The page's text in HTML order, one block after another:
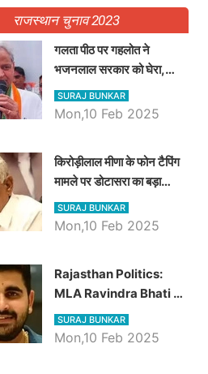
राजस्थान चुनाव 2023
गलता पीठ पर गहलोत ने
भजनलाल सरकार को घेरा,
Video में देखें अब तक बड़ी
खबरें
SURAJ BUNKAR
Mon,10 Feb 2025
किरोड़ीलाल मीणा के फोन टैपिंग
मामले पर डोटासरा का बड़ा
आरोप, वीडियो में देखें AZ बड़ी
खबरें
SURAJ BUNKAR
Mon,10 Feb 2025
Rajasthan Politics:
MLA Ravindra Bhati ने
प्रदेश की शिक्षा व्यवस्था पर
उठाए सवाल, Madan
SURAJ BUNKAR
Mon,10 Feb 2025